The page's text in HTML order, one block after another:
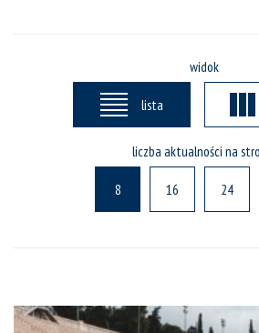
widok
lista
liczba aktualności na
8 16 24